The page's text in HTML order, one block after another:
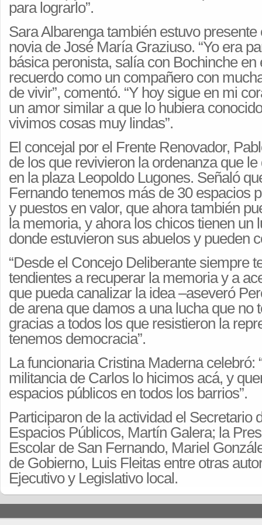
para lograrlo”.
Sara Albarenga también estuvo presente
novia de José María Graziuso. “Yo era
básica peronista, salía con Bochinche en
recuerdo como un compañero con
de vivir”, comentó. “Y hoy sigue en mi
un amor similar a que lo hubiera
vivimos cosas muy lindas”.
El concejal por el Frente Renovador,
de los que revivieron la ordenanza que
en la plaza Leopoldo Lugones. Señaló
Fernando tenemos más de 30 espacios
y puestos en valor, que ahora también
la memoria, y ahora los chicos tienen un
donde estuvieron sus abuelos y pueden
“Desde el Concejo Deliberante siempre
tendientes a recuperar la memoria y a
que pueda canalizar la idea –aseveró
de arena que damos a una lucha que no
gracias a todos los que resistieron la
tenemos democracia”.
La funcionaria Cristina Maderna celebró:
militancia de Carlos lo hicimos acá, y
espacios públicos en todos los barrios”.
Participaron de la actividad el Secretario
Espacios Públicos, Martín Galera; la
Escolar de San Fernando, Mariel
de Gobierno, Luis Fleitas entre otras
Ejecutivo y Legislativo local.